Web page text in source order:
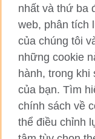
Hội đồng Anh toàn
Bảo mật thông tin
Cookie
Sơ đồ trang
nhất và thứ ba
web, phân tích
của chúng tôi
những cookie
hành, trong khi
của bạn. Tìm
chính sách về
thể điều chỉnh